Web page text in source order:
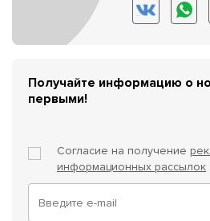
Получайте информацию о
первыми!
Согласие на получение
информационных рассылок